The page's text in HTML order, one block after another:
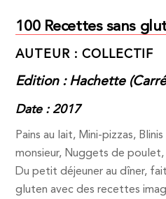
100 Recettes sans
AUTEUR : COLLECTIF
Edition : Hachette
Date : 2017
Pains au lait, Mini-pizzas,
monsieur, Nuggets de
Du petit déjeuner au dîner,
gluten avec des recettes